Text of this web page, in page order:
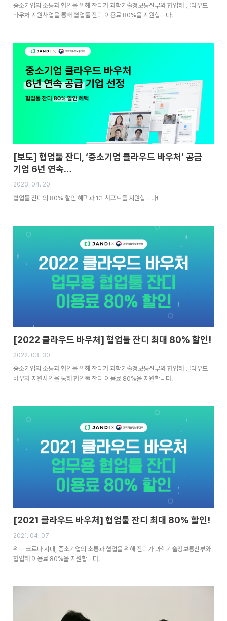
중소기업의 소통과 협업을 위해 잔디가 과학기술정보통신부와 협업해 클라우드
바우처 지원사업을 통해 협업툴 잔디 이용료 80%을 지원합니다.
[보도] 협업툴 잔디, ‘중소기업 클라우드 바우처’ 공급
기업 6년 연속…
2023. 04. 20
협업툴 잔디의 80% 할인 혜택과 1:1 서포트를 지원합니다!
[2022 클라우드 바우처] 협업툴 잔디 최대 80% 할인!
2022. 03. 30
중소기업의 소통과 협업을 위해 잔디가 과학기술정보통신부와 협업해 클라우드
바우처 지원사업을 통해 협업툴 잔디 이용료 80%을 지원합니다.
[2021 클라우드 바우처] 협업툴 잔디 최대 80% 할인!
2021. 04. 07
위드 코로나 시대, 중소기업의 소통과 협업을 위해 잔디가 과학기술정보통신부와
협업해 이용료 80%을 지원합니다.